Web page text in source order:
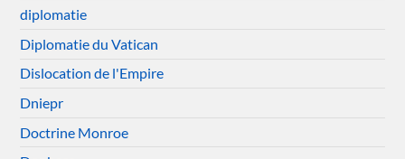
diplomatie
Diplomatie du Vatican
Dislocation de l'Empire
Dniepr
Doctrine Monroe